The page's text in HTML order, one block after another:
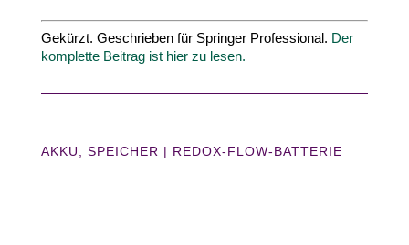
Gekürzt. Geschrie­ben für Sprin­ger Pro­fes­sio­nal. Der
kom­plette Beitrag ist hier zu lesen.
AKKU SPEICHER | REDOX-FLOW-BATTERIE